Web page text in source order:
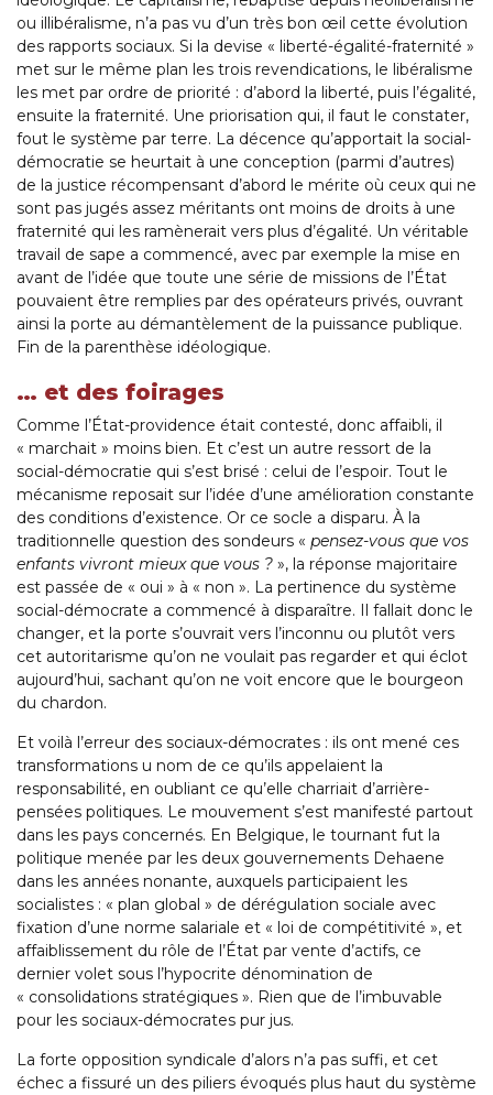
ou illibéralisme, n’a pas vu d’un très bon œil cette évolution
des rapports sociaux. Si la devise « liberté-égalité-fraternité »
met sur le même plan les trois revendications, le libéralisme
les met par ordre de priorité : d’abord la liberté, puis l’égalité,
ensuite la fraternité. Une priorisation qui, il faut le constater,
fout le système par terre. La décence qu’apportait la social-
démocratie se heurtait à une conception (parmi d’autres)
de la justice récompensant d’abord le mérite où ceux qui ne
sont pas jugés assez méritants ont moins de droits à une
fraternité qui les ramènerait vers plus d’égalité. Un véritable
travail de sape a commencé, avec par exemple la mise en
avant de l’idée que toute une série de missions de l’État
pouvaient être remplies par des opérateurs privés, ouvrant
ainsi la porte au démantèlement de la puissance publique.
Fin de la parenthèse idéologique.
… et des foirages
Comme l’État-providence était contesté, donc affaibli, il
« marchait » moins bien. Et c’est un autre ressort de la
social-démocratie qui s’est brisé : celui de l’espoir. Tout le
mécanisme reposait sur l’idée d’une amélioration constante
des conditions d’existence. Or ce socle a disparu. À la
traditionnelle question des sondeurs « pensez-vous que vos
enfants vivront mieux que vous ? », la réponse majoritaire
est passée de « oui » à « non ». La pertinence du système
social-démocrate a commencé à disparaître. Il fallait donc le
changer, et la porte s’ouvrait vers l’inconnu ou plutôt vers
cet autoritarisme qu’on ne voulait pas regarder et qui éclot
aujourd’hui, sachant qu’on ne voit encore que le bourgeon
du chardon.
Et voilà l’erreur des sociaux-démocrates : ils ont mené ces
transformations u nom de ce qu’ils appelaient la
responsabilité, en oubliant ce qu’elle charriait d’arrière-
pensées politiques. Le mouvement s’est manifesté partout
dans les pays concernés. En Belgique, le tournant fut la
politique menée par les deux gouvernements Dehaene
dans les années nonante, auxquels participaient les
socialistes : « plan global » de dérégulation sociale avec
fixation d’une norme salariale et « loi de compétitivité », et
affaiblissement du rôle de l’État par vente d’actifs, ce
dernier volet sous l’hypocrite dénomination de
« consolidations stratégiques ». Rien que de l’imbuvable
pour les sociaux-démocrates pur jus.
La forte opposition syndicale d’alors n’a pas suffi, et cet
échec a fissuré un des piliers évoqués plus haut du système